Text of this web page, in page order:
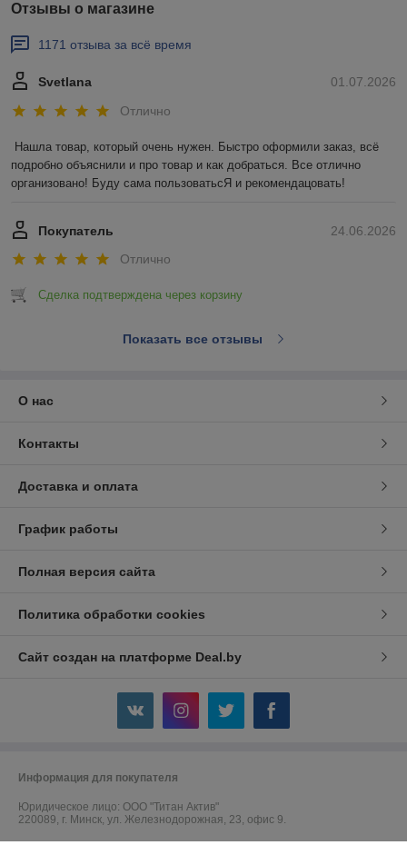
Отзывы о магазине
1171 отзыва за всё время
01.07.2026
Svetlana
Отлично
Нашла товар, который очень нужен. Быстро оформили заказ, всё
подробно объяснили и про товар и как добраться. Все отлично
организовано! Буду сама пользоватьсЯ и рекомендацовать!
24.06.2026
Покупатель
Отлично
Сделка подтверждена через корзину
Показать все отзывы
О нас
Контакты
Доставка и оплата
График работы
Полная версия сайта
Политика обработки cookies
Сайт создан на платформе Deal.by
Информация для покупателя
Юридическое лицо: ООО "Титан Актив"
220089, г. Минск, ул. Железнодорожная, 23, офис 9.